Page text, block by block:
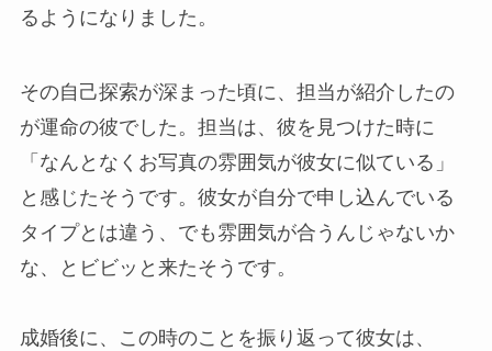
るようになりました。
その自己探索が深まった頃に、担当が紹介したの
が運命の彼でした。担当は、彼を見つけた時に
「なんとなくお写真の雰囲気が彼女に似ている」
と感じたそうです。彼女が自分で申し込んでいる
タイプとは違う、でも雰囲気が合うんじゃないか
な、とビビッと来たそうです。
成婚後に、この時のことを振り返って彼女は、